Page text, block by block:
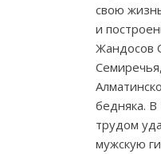
свою
и
Жандосов
бедняка.
трудом
мужскую